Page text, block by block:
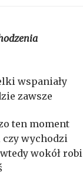
wspaniały
zawsze
ten moment
czy wychodzi
wokół robi